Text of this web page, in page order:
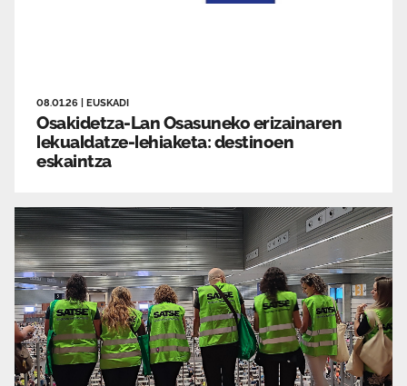
08.01.26 EUSKADI
Osakidetza-Lan Osasuneko erizainaren
lekualdatze-lehiaketa: destinoen
eskaintza